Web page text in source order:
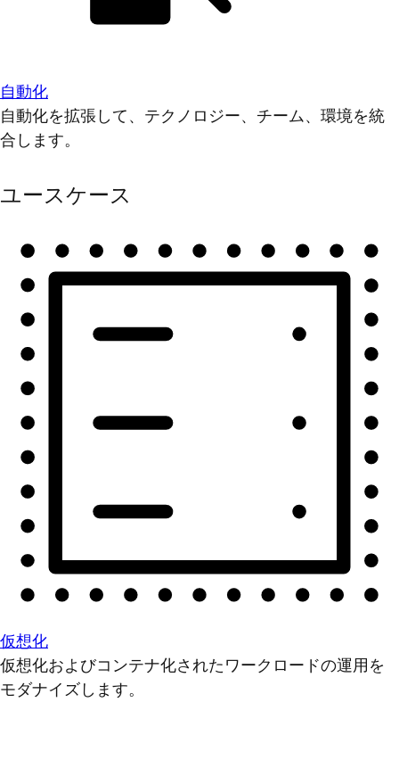
自動化
自動化を拡張して、テクノロジー、チーム、環境を統
合します。
ユースケース
仮想化
仮想化およびコンテナ化されたワークロードの運用を
モダナイズします。